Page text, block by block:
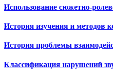
Использование сюжетно-
История изучения и методов
История проблемы
Классификация нарушений